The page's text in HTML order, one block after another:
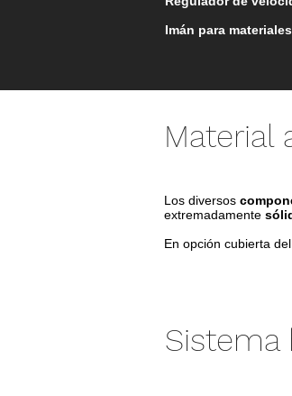
Imán para
Material
Los diversos
extremadamente
En opción cubierta
Sistema